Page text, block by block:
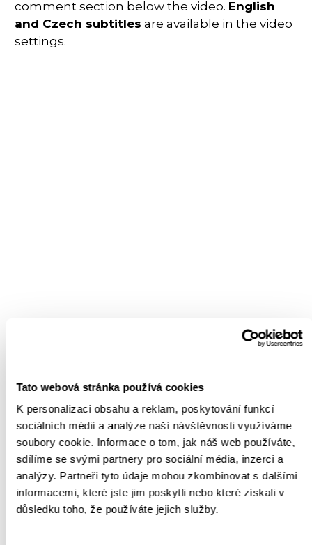
Tato webová stránka používá cookies
K personalizaci obsahu a reklam, poskytování funkcí
sociálních médií a analýze naší návštěvnosti využíváme
soubory cookie. Informace o tom, jak náš web používáte,
sdílíme se svými partnery pro sociální média, inzerci a
analýzy. Partneři tyto údaje mohou zkombinovat s dalšími
informacemi, které jste jim poskytli nebo které získali v
důsledku toho, že používáte jejich služby.
comment section below the video. English
and Czech subtitles are available in the video
settings.
BACK